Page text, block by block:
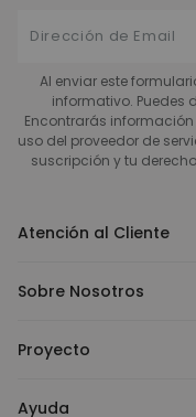
Al enviar este
informativo. Puedes
Encontrarás
uso del proveedor de
suscripción y tu
Atención al Cliente
Sobre Nosotros
Proyecto
Ayuda